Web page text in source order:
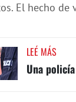
El hecho de
LEÉ MÁS
Una